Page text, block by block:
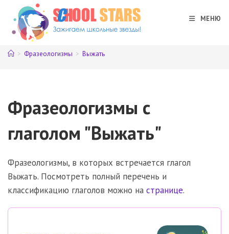
Перейти
содержимому
МЕНЮ
> Фразеологизмы > Выжать
Фразеологизмы с
глаголом "Выжать"
Фразеологизмы, в которых встречается глагол
Выжать. Посмотреть полный перечень и
классификацию глаголов можно на странице.